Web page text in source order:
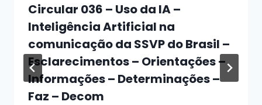
Circular 036 – Uso da IA –
Inteligência Artificial na
comunicação da SSVP do Brasil –
Esclarecimentos – Orientações –
Informações – Determinações –
Faz – Decom